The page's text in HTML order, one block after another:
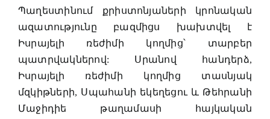
Պաղեստինում քրիստոնյաների կրոնական
ազատությունը բազմիցս խախտվել է
Իսրայելի ռեժիմի կողմից՝ տարբեր
պատրվակներով: Սրանով հանդերձ,
Իսրայելի ռեժիմի կողմից տասնյակ
մզկիթների, Սպահանի եկեղեցու և Թեհրանի
Մաջիդիե թաղամասի հայկական